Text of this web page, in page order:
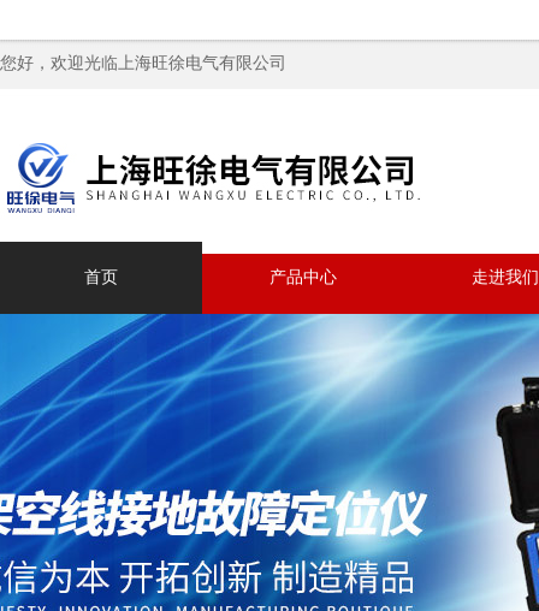
您好，欢迎光临上海旺徐电气有限公司
首页 产品中心 走进我们